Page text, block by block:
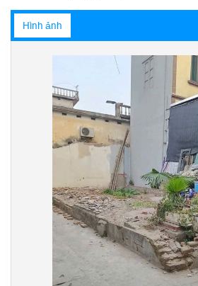
Hình ảnh